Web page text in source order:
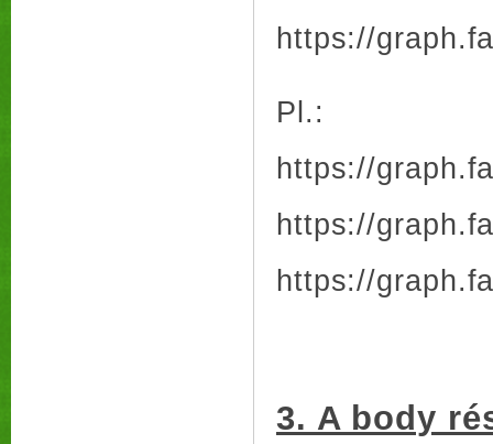
https://
Pl.:
https://
https://
https://
3. A body